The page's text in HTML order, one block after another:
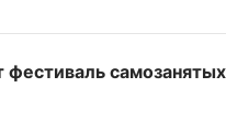
фестиваль